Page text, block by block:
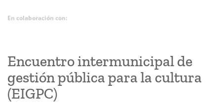
En colaboración con:
Encuentro intermunicipal de
gestión pública para la cultura
(EIGPC)